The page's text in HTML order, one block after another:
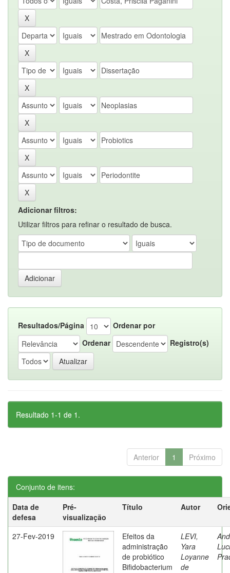
Adicionar filtros:
Utilizar filtros para refinar o resultado de busca.
Resultados/Página
Ordenar por
Ordenar
Registro(s)
Resultado 1-1 de 1.
Anterior 1 Próximo
Conjunto de itens:
Data de
defesa
Pré-
visualização
Título Autor
27-Fev-2019
Efeitos da
administração
de probiótico
Bifidobacterium
LEVI,
Yara
Loyanne
de